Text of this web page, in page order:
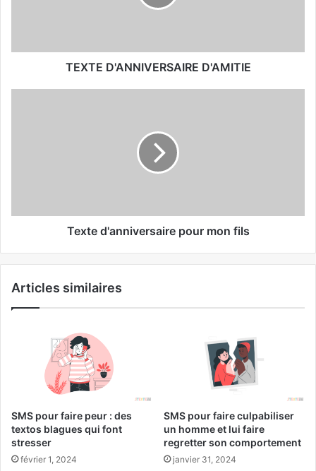
TEXTE D'ANNIVERSAIRE D'AMITIE
Texte d'anniversaire pour mon fils
Articles similaires
SMS pour faire peur : des
textos blagues qui font
stresser
février 1, 2024
SMS pour faire culpabiliser
un homme et lui faire
regretter son comportement
janvier 31, 2024